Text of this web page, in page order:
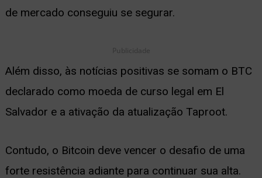
de mercado conseguiu se segurar.
Publicidade
Além disso, às notícias positivas se somam o BTC
declarado como moeda de curso legal em El
Salvador e a ativação da atualização Taproot.
Contudo, o Bitcoin deve vencer o desafio de uma
forte resistência adiante para continuar sua alta.